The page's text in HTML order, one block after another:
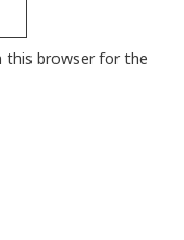
this browser for the